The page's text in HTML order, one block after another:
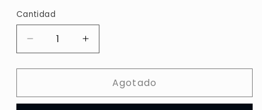
Cantidad
Reducir
cantidad
para
Butterfly
Aumentar
cantidad
para
Butterfly
Agotado